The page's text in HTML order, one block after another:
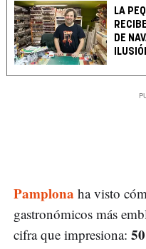
LA
DE
Pamplona ha visto
gastronómicos más
cifra que impresiona: